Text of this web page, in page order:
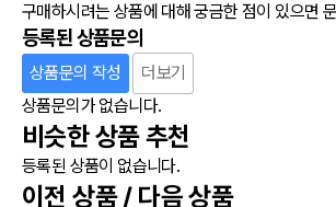
구매하시려는 상품에 대해 궁금한 점이 있으면
등록된 상품문의
상품문의 작성
더보기
상품문의가 없습니다.
비슷한 상품 추천
등록된 상품이 없습니다.
이전 상품 / 다음 상품